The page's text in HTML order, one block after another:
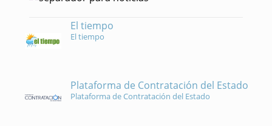
El tiempo
El tiempo
Plataforma de Contratación del Estado
Plataforma de Contratación del Estado